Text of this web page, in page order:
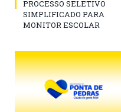
PROCESSO SELETIVO
SIMPLIFICADO PARA
MONITOR ESCOLAR